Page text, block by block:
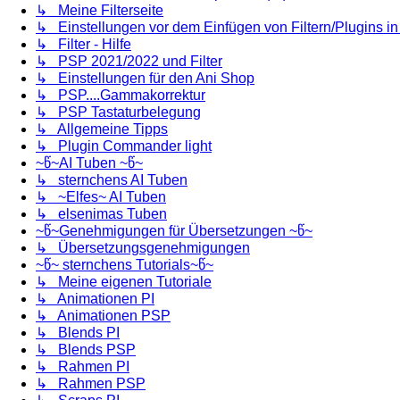
↳ Meine Filterseite
↳ Einstellungen vor dem Einfügen von Filtern/Plugins in
↳ Filter - Hilfe
↳ PSP 2021/2022 und Filter
↳ Einstellungen für den Ani Shop
↳ PSP....Gammakorrektur
↳ PSP Tastaturbelegung
↳ Allgemeine Tipps
↳ Plugin Commander light
~წ~AI Tuben ~წ~
↳ sternchens AI Tuben
↳ ~Elfes~ AI Tuben
↳ elsenimas Tuben
~წ~Genehmigungen für Übersetzungen ~წ~
↳ Übersetzungsgenehmigungen
~წ~ sternchens Tutorials~წ~
↳ Meine eigenen Tutoriale
↳ Animationen PI
↳ Animationen PSP
↳ Blends PI
↳ Blends PSP
↳ Rahmen PI
↳ Rahmen PSP